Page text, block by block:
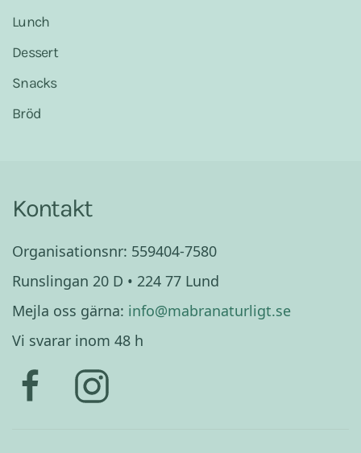
Lunch
Dessert
Snacks
Bröd
Kontakt
Organisationsnr: 559404-7580
Runslingan 20 D • 224 77 Lund
Mejla oss gärna: info@mabranaturligt.se
Vi svarar inom 48 h